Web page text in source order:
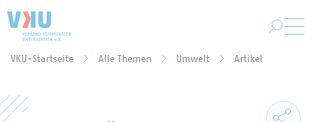
VKU-Startseite Alle Themen Umwelt Artikel